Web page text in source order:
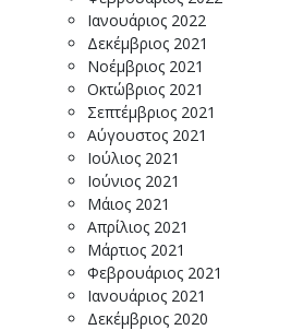
Ιανουάριος 2022
Δεκέμβριος 2021
Νοέμβριος 2021
Οκτώβριος 2021
Σεπτέμβριος 2021
Αύγουστος 2021
Ιούλιος 2021
Ιούνιος 2021
Μάιος 2021
Απρίλιος 2021
Μάρτιος 2021
Φεβρουάριος 2021
Ιανουάριος 2021
Δεκέμβριος 2020